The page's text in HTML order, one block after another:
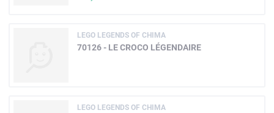
LEGO LEGENDS OF CHIMA
70126 - LE CROCO LÉGENDAIRE
LEGO LEGENDS OF CHIMA